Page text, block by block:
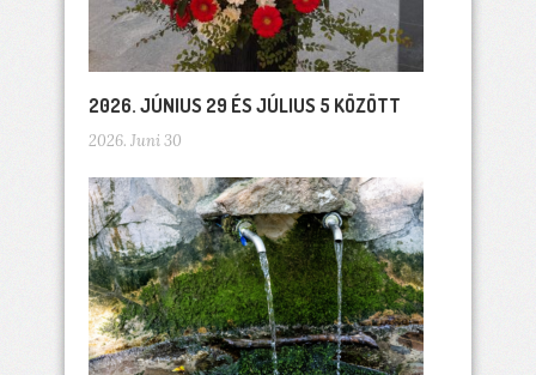
2026. JÚNIUS 29 ÉS JÚLIUS 5 KÖZÖTT
2026. Juni 30